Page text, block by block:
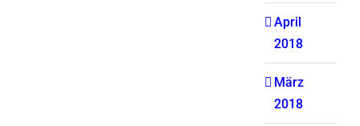
April
2018
März
2018